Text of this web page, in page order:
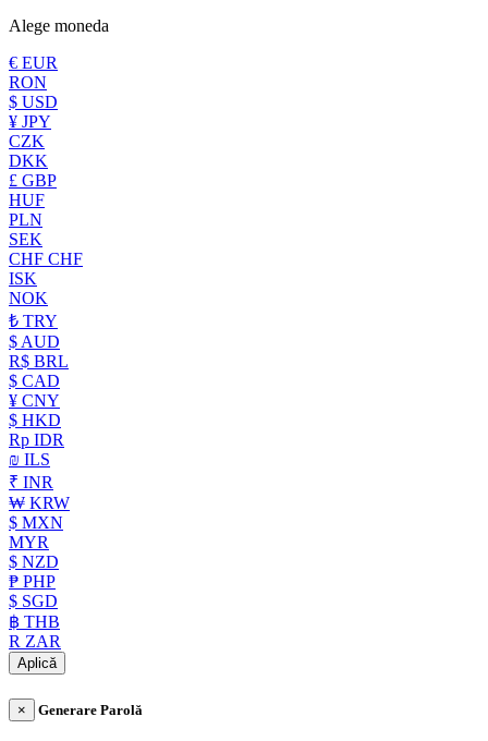
Alege moneda
€ EUR
RON
$ USD
¥ JPY
CZK
DKK
£ GBP
HUF
PLN
SEK
CHF CHF
ISK
NOK
₺ TRY
$ AUD
R$ BRL
$ CAD
¥ CNY
$ HKD
Rp IDR
₪ ILS
₹ INR
₩ KRW
$ MXN
MYR
$ NZD
₱ PHP
$ SGD
฿ THB
R ZAR
Aplică
× Generare Parolă